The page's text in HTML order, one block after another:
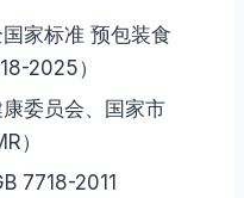
国家标准 预包装食
2025）
康委员会、国家市
）
7718-2011